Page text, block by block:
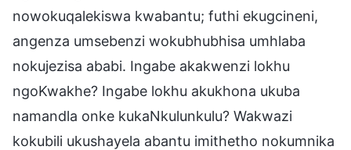
nowokuqalekiswa kwabantu; futhi ekugcineni,
angenza umsebenzi wokubhubhisa umhlaba
nokujezisa ababi. Ingabe akakwenzi lokhu
ngoKwakhe? Ingabe lokhu akukhona ukuba
namandla onke kukaNkulunkulu? Wakwazi
kokubili ukushayela abantu imithetho nokumnika